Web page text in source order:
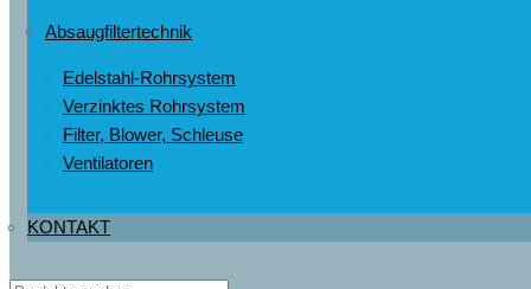
Absaugfiltertechnik
Edelstahl-Rohrsystem
Verzinktes Rohrsystem
Filter, Blower, Schleuse
Ventilatoren
KONTAKT